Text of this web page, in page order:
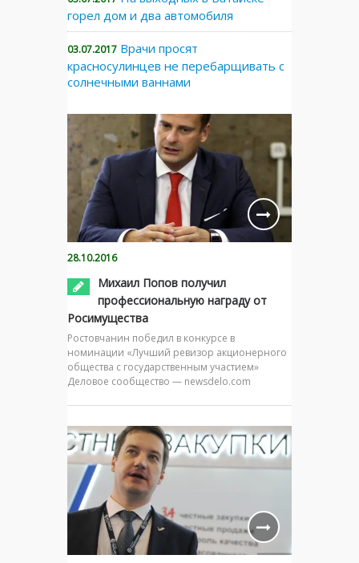
горел дом и два автомобиля
03.07.2017 Врачи просят
красносулинцев не перебарщивать с
солнечными ваннами
28.10.2016
Михаил Попов получил
профессиональную награду от
Росимущества
Ростовчанин победил в конкурсе в
номинации «Лучший ревизор акционерного
общества с государственным участием»
Деловое сообщество — newsdelo.com